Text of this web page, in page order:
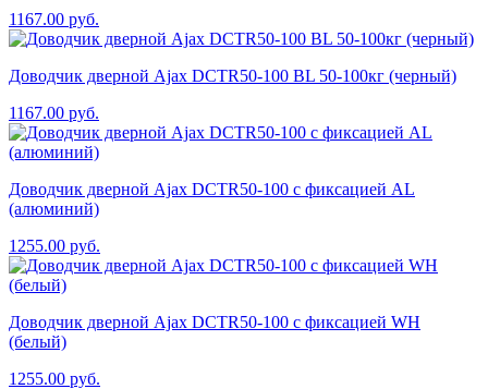
1167.00 руб.
Доводчик дверной Ajax DCTR50-100 BL 50-100кг (черный)
1167.00 руб.
Доводчик дверной Ajax DCTR50-100 с фиксацией AL
(алюминий)
1255.00 руб.
Доводчик дверной Ajax DCTR50-100 с фиксацией WH
(белый)
1255.00 руб.